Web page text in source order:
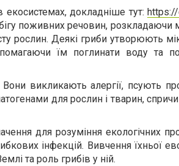
докладніше тут:
поживних речовин, розкладаючи
рослин. Деякі гриби утворюють
їм поглинати воду та
викликають алергії, псують
для рослин і тварин,
для розуміння екологічних
інфекцій. Вивчення їхньої
та роль грибів у ній.